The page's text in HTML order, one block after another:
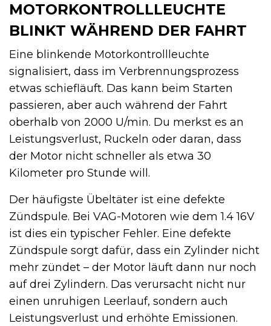
MOTORKONTROLLLEUCHTE
BLINKT WÄHREND DER FAHRT
Eine blinkende Motorkontrollleuchte
signalisiert, dass im Verbrennungsprozess
etwas schiefläuft. Das kann beim Starten
passieren, aber auch während der Fahrt
oberhalb von 2000 U/min. Du merkst es an
Leistungsverlust, Ruckeln oder daran, dass
der Motor nicht schneller als etwa 30
Kilometer pro Stunde will.
Der häufigste Übeltäter ist eine defekte
Zündspule. Bei VAG-Motoren wie dem 1.4 16V
ist dies ein typischer Fehler. Eine defekte
Zündspule sorgt dafür, dass ein Zylinder nicht
mehr zündet – der Motor läuft dann nur noch
auf drei Zylindern. Das verursacht nicht nur
einen unruhigen Leerlauf, sondern auch
Leistungsverlust und erhöhte Emissionen.